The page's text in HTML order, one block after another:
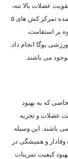
عموماً برای تقویت عضلات بالا تنه،
به ویژه برای عضلات ناحیه شانه و بازو ها کاربرد دارند. عمده تمرکز کش های ۵
بر استقامت،
یوگا انجام داد.
می‌ باشند.
که به بهبود
عضلات و تجربه
باشند. این وسیله
و همیشگی در
کیفیت تمرینات